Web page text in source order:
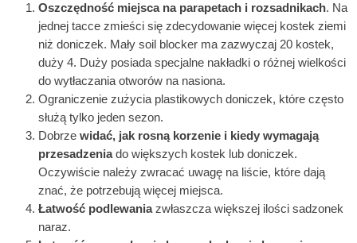
Oszczędność miejsca na parapetach i rozsadnikach. Na
jednej tacce zmieści się zdecydowanie więcej kostek ziemi
niż doniczek. Mały soil blocker ma zazwyczaj 20 kostek,
duży 4. Duży posiada specjalne nakładki o różnej wielkości
do wytłaczania otworów na nasiona.
Ograniczenie zużycia plastikowych doniczek, które często
służą tylko jeden sezon.
Dobrze widać, jak rosną korzenie i kiedy wymagają
przesadzeniado większych kostek lub doniczek.
Oczywiście należy zwracać uwagę na liście, które dają
znać, że potrzebują więcej miejsca.
Łatwość podlewaniazwłaszcza większej ilości sadzonek
naraz.